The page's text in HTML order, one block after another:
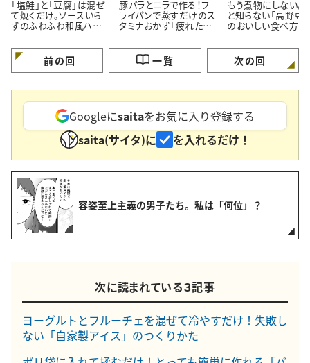
「塩鮭」と「豆腐」は混ぜ
て焼くだけ。ソースいら
ずのふわふわ和風ハン
豚バラとニラで作る！フ
ライパンで蒸すだけのス
タミナおかず「疲れた体
もう煮物にしない。
と知らない「高野豆
のおいしい食べ方
前の回 一覧 次の回
Googleにsaitaをお気に入り登録する
saita(サイタ)に
を入れるだけ！
容姿至上主義の男子たち。私は「何位」？
次に読まれている３記事
ヨーグルトとフルーチェを混ぜて冷やすだけ！失敗し
ない「自家製アイス」のつくりかた